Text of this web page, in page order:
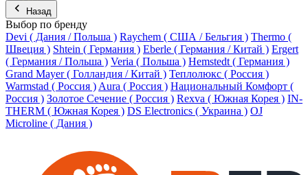
Назад
Выбор по бренду
Devi ( Дания / Польша ) Raychem ( США / Бельгия ) Thermo (
Швеция ) Shtein ( Германия ) Eberle ( Германия / Китай ) Ergert
( Германия / Польша ) Veria ( Польша ) Hemstedt ( Германия )
Grand Mayer ( Голландия / Китай ) Теплолюкс ( Россия )
Warmstad ( Россия ) Aura ( Россия ) Национальный Комфорт (
Россия ) Золотое Сечение ( Россия ) Rexva ( Южная Корея ) IN-
THERM ( Южная Корея ) DS Electronics ( Украина ) OJ
Microline ( Дания )